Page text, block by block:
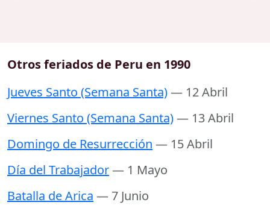
Otros feriados de Peru en 1990
Jueves Santo (Semana Santa)— 12 Abril
Viernes Santo (Semana Santa)— 13 Abril
Domingo de Resurrección — 15 Abril
Día del Trabajador— 1 Mayo
Batalla de Arica — 7 Junio